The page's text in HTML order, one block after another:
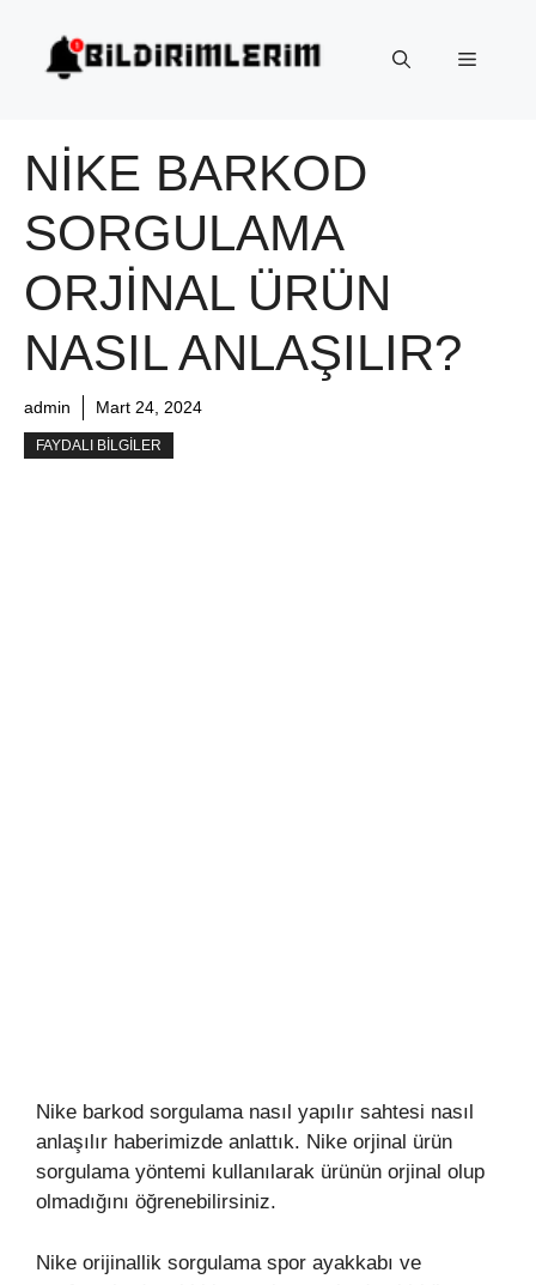
Menü
NIKE BARKOD
SORGULAMA
ORJINAL ÜRÜN
NASIL ANLAŞILIR?
admin Mart 24, 2024
FAYDALI BILGILER
Nike barkod sorgulama nasıl yapılır sahtesi nasıl
anlaşılır haberimizde anlattık. Nike orjinal ürün
sorgulama yöntemi kullanılarak ürünün orjinal olup
olmadığını öğrenebilirsiniz.
Nike orijinallik sorgulama spor ayakkabı ve